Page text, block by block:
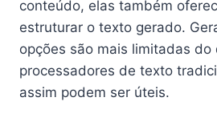
conteúdo, elas também
estruturar o texto gerado.
opções são mais limitadas do
processadores de texto
assim podem ser úteis.